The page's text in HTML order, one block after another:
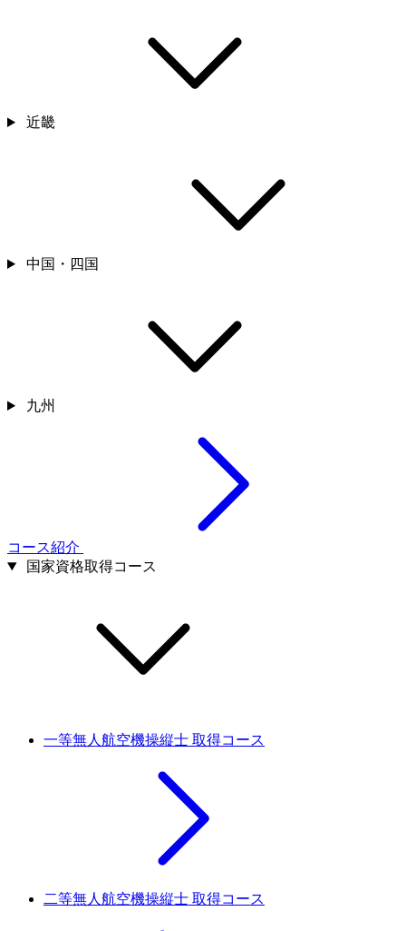
近畿
中国・四国
九州
コース紹介
国家資格取得コース
一等無人航空機操縦士 取得コース
二等無人航空機操縦士 取得コース